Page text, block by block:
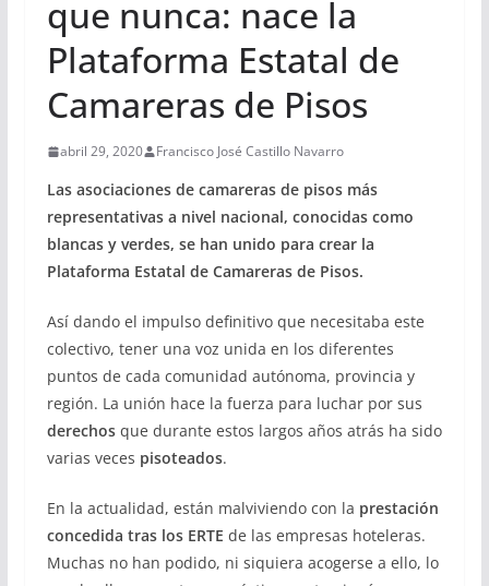
que nunca: nace la
Plataforma Estatal de
Camareras de Pisos
abril 29, 2020 Francisco José Castillo Navarro
Las asociaciones de camareras de pisos más
representativas a nivel nacional, conocidas como
blancas y verdes, se han unido para crear la
Plataforma Estatal de Camareras de Pisos.
Así dando el impulso definitivo que necesitaba este
colectivo, tener una voz unida en los diferentes
puntos de cada comunidad autónoma, provincia y
región. La unión hace la fuerza para luchar por sus
derechosque durante estos largos años atrás ha sido
varias veces pisoteados.
En la actualidad, están malviviendo con la prestación
concedida tras los ERTE de las empresas hoteleras.
Muchas no han podido, ni siquiera acogerse a ello, lo